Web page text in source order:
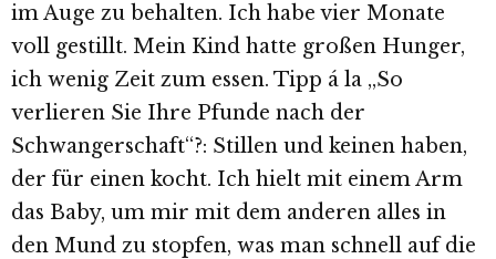
im Auge zu behalten. Ich habe vier Monate
voll gestillt. Mein Kind hatte großen Hunger,
ich wenig Zeit zum essen. Tipp á la „So
verlieren Sie Ihre Pfunde nach der
Schwangerschaft“?: Stillen und keinen haben,
der für einen kocht. Ich hielt mit einem Arm
das Baby, um mir mit dem anderen alles in
den Mund zu stopfen, was man schnell auf die